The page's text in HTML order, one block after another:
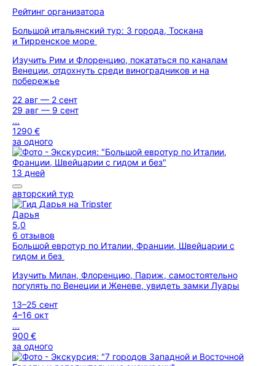
Рейтинг организатора
Большой итальянский тур: 3 города, Тоскана
и Тирренское море
Изучить Рим и Флоренцию, покататься по каналам
Венеции, отдохнуть среди виноградников и на
побережье
22 авг — 2 сент
29 авг — 9 сент
...
1290 €
за одного
13 дней
авторский тур
Дарья
5,0
6 отзывов
Большой евротур по Италии, Франции, Швейцарии с
гидом и без
Изучить Милан, Флоренцию, Париж, самостоятельно
погулять по Венеции и Женеве, увидеть замки Луары
13–25 сент
4–16 окт
...
900 €
за одного